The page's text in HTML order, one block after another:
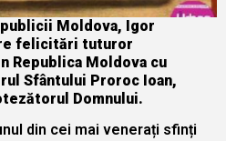
Moldova, Igor
felicitări tuturor
Republica Moldova cu
Sfântului Proroc Ioan,
Domnului.
din cei mai venerați sfinți